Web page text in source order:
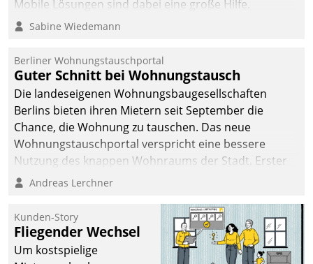
entschieden - als erstes
Unternehmen am
Mobile Lösungen sind dabei eine große Hilfe.
Sabine Wiedemann
Berliner Wohnungstauschportal
Guter Schnitt bei Wohnungstausch
Die landeseigenen Wohnungsbaugesellschaften
Berlins bieten ihren Mietern seit September die
Chance, die Wohnung zu tauschen. Das neue
Wohnungstauschportal verspricht eine bessere
Nutzung des knappen Wohnraums der Stadt. Erster
Anwendungsfall für Datatrains Lösung API-Hub mit
Unternehmen.
Andreas Lerchner
Kunden-Story
Fliegender Wechsel
Um kostspielige